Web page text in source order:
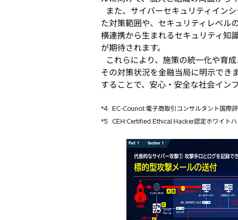
また、サイバーセキュリティイン
た対策範囲や、セキュリティレベル
横連携から生まれるセキュリティ知
が期待されます。
これらにより、施策の統一化や育
その対策状況を金融当局に明示でき
することで、安心・安全な社会イン
*4 EC-Council:電子商取引コンサルタント国際
*5 CEH:Certified Ethical Hacker認定ホワイトハ